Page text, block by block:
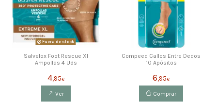
Fuera de stock
Salvelox Foot Rescue Xl
Ampollas 4 Uds
4,95€
Ver
Compeed Callos Entre Dedos
10 Apósitos
6,95€
Comprar